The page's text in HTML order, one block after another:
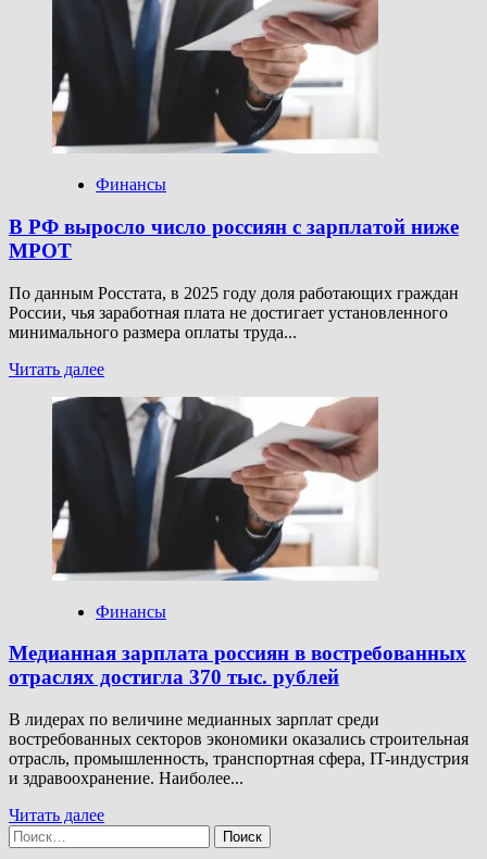
России
впервые
выдали
зарплату
цифровых
рублях
Финансы
В РФ выросло число россиян с зарплатой ниже
МРОТ
По данным Росстата, в 2025 году доля работающих граждан
России, чья заработная плата не достигает установленного
минимального размера оплаты труда...
Читать далееПрочитать
выросло
россиян
зарплатой
МРОТ
Финансы
Медианная зарплата россиян в востребованных
отраслях достигла 370 тыс. рублей
В лидерах по величине медианных зарплат среди
востребованных секторов экономики оказались строительная
отрасль, промышленность, транспортная сфера, IT-индустрия
и здравоохранение. Наиболее...
Читать далееПрочитать
о
Найти: